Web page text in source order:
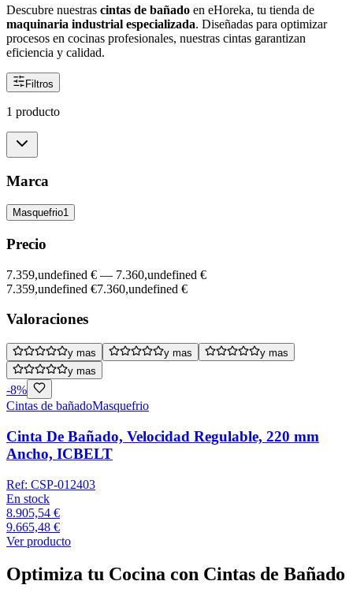
Descubre nuestras cintas de bañado en eHoreka, tu tienda de
maquinaria industrial especializada. Diseñadas para optimizar
procesos en cocinas profesionales, nuestras cintas garantizan
eficiencia y calidad.
Filtros
1 producto
Marca
Masquefrio1
Precio
7.359,undefined € — 7.360,undefined €
7.359,undefined €7.360,undefined €
Valoraciones
y mas y mas
y mas
y mas
-8%
Cintas de bañadoMasquefrio
Cinta De Bañado, Velocidad Regulable, 220 mm
Ancho, ICBELT
Ref: CSP-012403
En stock
8.905,54 €
9.665,48 €
Ver producto
Optimiza tu Cocina con Cintas de Bañado